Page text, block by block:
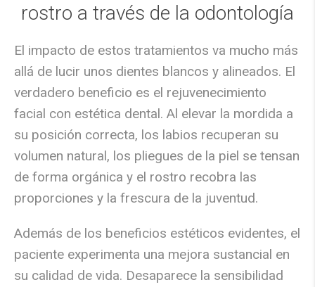
rostro a través de la odontología
El impacto de estos tratamientos va mucho más
allá de lucir unos dientes blancos y alineados. El
verdadero beneficio es el rejuvenecimiento
facial con estética dental. Al elevar la mordida a
su posición correcta, los labios recuperan su
volumen natural, los pliegues de la piel se tensan
de forma orgánica y el rostro recobra las
proporciones y la frescura de la juventud.
Además de los beneficios estéticos evidentes, el
paciente experimenta una mejora sustancial en
su calidad de vida. Desaparece la sensibilidad